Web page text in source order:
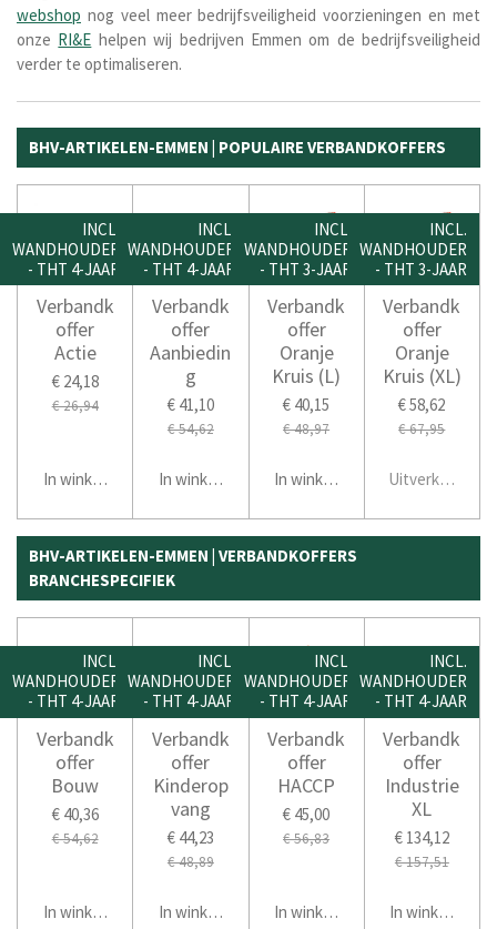
webshop nog veel meer bedrijfsveiligheid voorzieningen en met
onze RI&E helpen wij bedrijven Emmen om de bedrijfsveiligheid
verder te optimaliseren.
BHV-ARTIKELEN-EMMEN | POPULAIRE VERBANDKOFFERS
INCL.
WANDHOUDER
- THT 4-JAAR
Verbandk
offer
Actie
€ 24,18
€ 26,94
In winkelwagen
INCL.
WANDHOUDER
- THT 4-JAAR
Verbandk
offer
Aanbiedin
g
€ 41,10
€ 54,62
In winkelwagen
INCL.
WANDHOUDER
- THT 3-JAAR
Verbandk
offer
Oranje
Kruis (L)
€ 40,15
€ 48,97
In winkelwagen
INCL.
WANDHOUDER
- THT 3-JAAR
Verbandk
offer
Oranje
Kruis (XL)
€ 58,62
€ 67,95
Uitverkocht
BHV-ARTIKELEN-EMMEN | VERBANDKOFFERS
BRANCHESPECIFIEK
INCL.
WANDHOUDER
- THT 4-JAAR
Verbandk
offer
Bouw
€ 40,36
€ 54,62
In winkelwagen
INCL.
WANDHOUDER
- THT 4-JAAR
Verbandk
offer
Kinderop
vang
€ 44,23
€ 48,89
In winkelwagen
INCL.
WANDHOUDER
- THT 4-JAAR
Verbandk
offer
HACCP
€ 45,00
€ 56,83
In winkelwagen
INCL.
WANDHOUDER
- THT 4-JAAR
Verbandk
offer
Industrie
XL
€ 134,12
€ 157,51
In winkelwagen